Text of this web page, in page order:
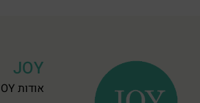
JOY
אודות JOY